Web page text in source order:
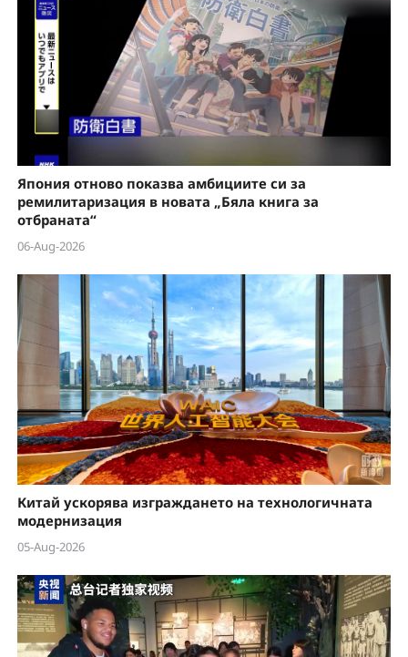
Япония отново показва амбициите си за
ремилитаризация в новата „Бяла книга за
отбраната“
06-Aug-2026
Китай ускорява изграждането на технологичната
модернизация
05-Aug-2026